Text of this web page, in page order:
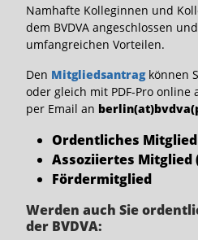
Namhafte Kolleginnen und
dem BVDVA angeschlossen
umfangreichen Vorteilen.
Den Mitgliedsantragkönnen
oder gleich mit PDF-Pro online
per Email an
Ordentliches Mitglied
Assoziiertes Mitglied
Fördermitglied
Werden auch Sie
der BVDVA: